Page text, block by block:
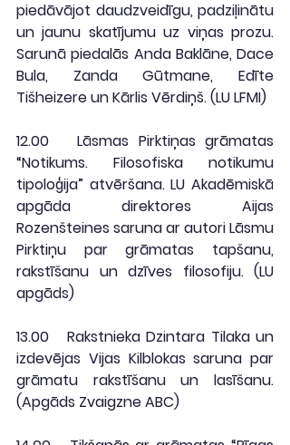
piedāvājot daudzveidīgu, padziļinātu
un jaunu skatījumu uz viņas prozu.
Sarunā piedalās Anda Baklāne, Dace
Bula, Zanda Gūtmane, Edīte
Tišheizere un Kārlis Vērdiņš. (LU LFMI)
12.00 Lāsmas Pirktiņas grāmatas
“Notikums. Filosofiska notikumu
tipoloģija” atvēršana. LU Akadēmiskā
apgāda direktores Aijas
Rozenšteines saruna ar autori Lāsmu
Pirktiņu par grāmatas tapšanu,
rakstīšanu un dzīves filosofiju. (LU
apgāds)
13.00 Rakstnieka Dzintara Tilaka un
izdevējas Vijas Kilblokas saruna par
grāmatu rakstīšanu un lasīšanu.
(Apgāds Zvaigzne ABC)